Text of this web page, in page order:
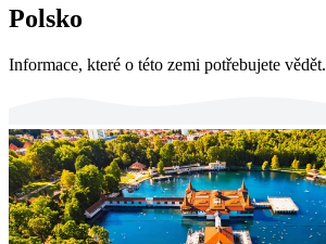
Polsko
Informace, které o této zemi potřebujete vědět.